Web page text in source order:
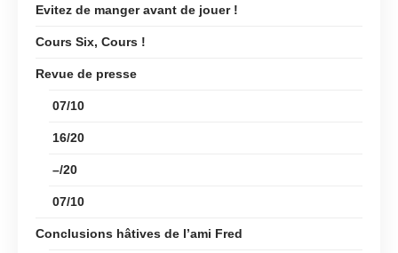
Evitez de manger avant de jouer !
Cours Six, Cours !
Revue de presse
07/10
16/20
–/20
07/10
Conclusions hâtives de l’ami Fred